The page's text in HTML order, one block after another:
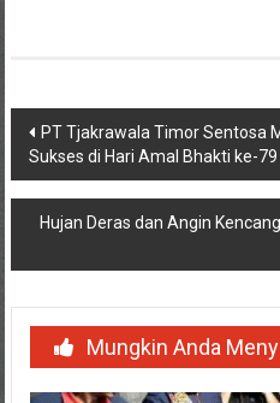
Navigasi
pos
PT Tjakrawala Timor Sentosa
Sukses di Hari Amal Bhakti ke-79
Hujan Deras dan Angin
Mungkin Anda